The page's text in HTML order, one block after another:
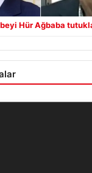
Hür Ağbaba